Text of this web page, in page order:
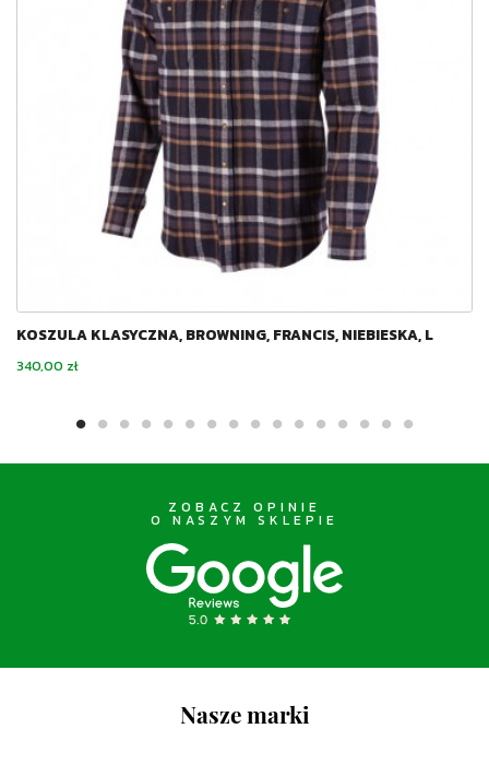
KOSZULA KLASYCZNA, BROWNING, FRANCIS, NIEBIESKA, L
Cena
340,00 zł
ZOBACZ OPINIE
O NASZYM SKLEPIE
Nasze marki